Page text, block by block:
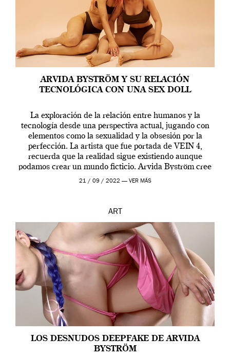
ARVIDA BYSTRÖM Y SU RELACIÓN
TECNOLÓGICA CON UNA SEX DOLL
La exploración de la relación entre humanos y la
tecnología desde una perspectiva actual, jugando con
elementos como la sexualidad y la obsesión por la
perfección. La artista que fue portada de VEIN 4,
recuerda que la realidad sigue existiendo aunque
podamos crear un mundo ficticio. Arvida Byström cree
que los humanos tienen un complejo […]
21 / 09 / 2022 — VER MÁS
ART
LOS DESNUDOS DEEPFAKE DE ARVIDA
BYSTRÖM